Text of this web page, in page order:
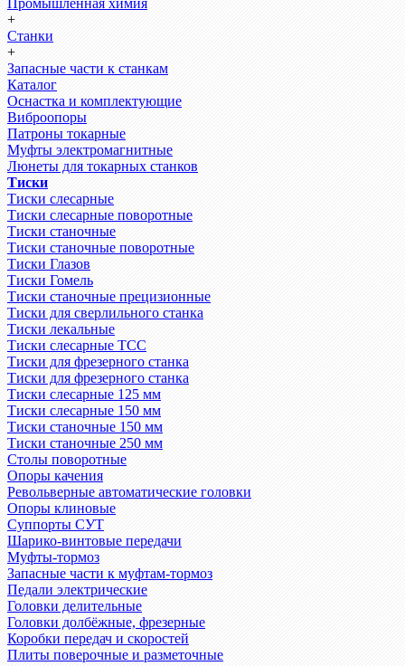
Промышленная химия
+
Станки
+
Запасные части к станкам
Каталог
Оснастка и комплектующие
Виброопоры
Патроны токарные
Муфты электромагнитные
Люнеты для токарных станков
Тиски
Тиски слесарные
Тиски слесарные поворотные
Тиски станочные
Тиски станочные поворотные
Тиски Глазов
Тиски Гомель
Тиски станочные прецизионные
Тиски для сверлильного станка
Тиски лекальные
Тиски слесарные ТСС
Тиски для фрезерного станка
Тиски для фрезерного станка
Тиски слесарные 125 мм
Тиски слесарные 150 мм
Тиски станочные 150 мм
Тиски станочные 250 мм
Столы поворотные
Опоры качения
Револьверные автоматические головки
Опоры клиновые
Суппорты СУТ
Шарико-винтовые передачи
Муфты-тормоз
Запасные части к муфтам-тормоз
Педали электрические
Головки делительные
Головки долбёжные, фрезерные
Коробки передач и скоростей
Плиты поверочные и разметочные